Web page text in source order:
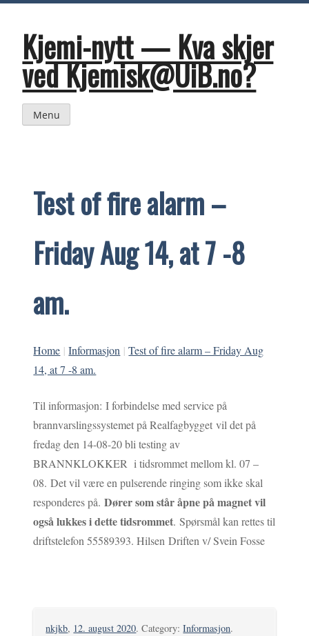
Skip
contentKjemi-nytt — Kva skjer
ved Kjemisk@UiB.no?
Menu
Test of fire alarm –
Friday Aug 14, at 7 -8
am.
Home | Informasjon | Test of fire alarm – Friday Aug
14, at 7 -8 am.
Til informasjon: I forbindelse med service på
brannvarslingssystemet på Realfagbygget vil det på
fredag den 14-08-20 bli testing av
BRANNKLOKKER i tidsrommet mellom kl. 07 –
08. Det vil være en pulserende ringing som ikke skal
responderes på.Dører som står åpne på magnet vil
også lukkes i dette tidsrommet. Spørsmål kan rettes til
driftstelefon 55589393. Hilsen Driften v/ Svein Fosse
nkjkb, 12. august 2020. Category:Informasjon.